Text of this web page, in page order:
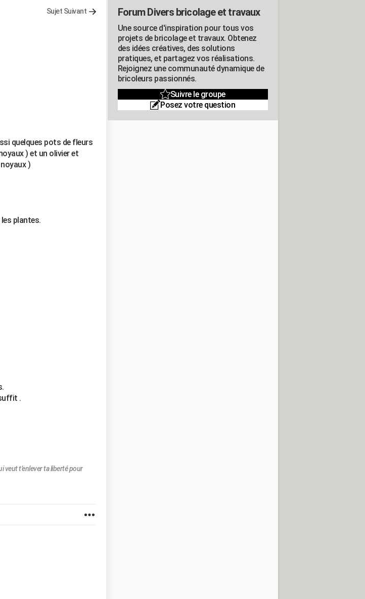
Sujet Suivant
quelques pots de fleurs
) et un olivier et
)
plantes.
.
veut t’enlever ta liberté pour
Forum Divers bricolage et travaux
Une source d'inspiration pour tous vos
projets de bricolage et travaux. Obtenez
des idées créatives, des solutions
pratiques, et partagez vos réalisations.
Rejoignez une communauté dynamique de
bricoleurs passionnés.
Suivre le groupe
Posez votre question